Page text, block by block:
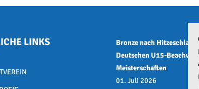
LINKS
Bronze nach
Deutschen U15-
Meisterschaften
01. Juli 2026